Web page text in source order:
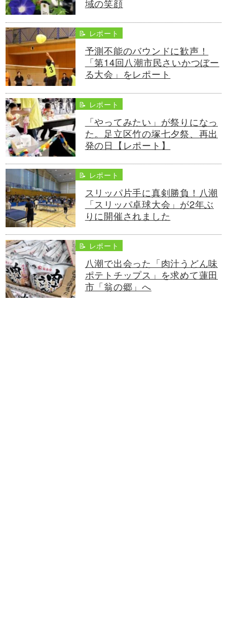
域の笑顔
📝 レポート
予測不能のバウンドに歓声！
「第14回八潮市民さいかつぼー
る大会」をレポート
📝 レポート
「やってみたい」が祭りになっ
た。足立区竹の塚七夕祭、再出
発の日【レポート】
📝 レポート
スリッパ片手に真剣勝負！八潮
「スリッパ卓球大会」が2年ぶ
りに開催されました
📝 レポート
八潮で出会った「肉汁うどん味
ポテトチップス」を求めて蓮田
市「翁の郷」へ